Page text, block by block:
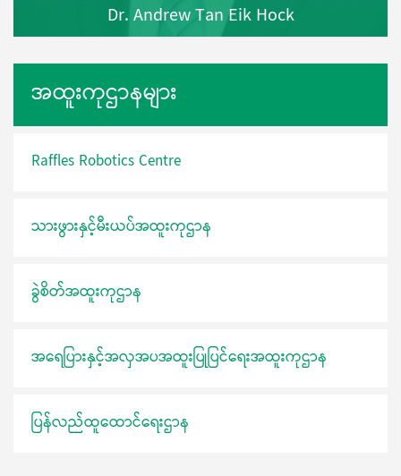
Dr. Andrew Tan Eik Hock
အထူးကုဌာနများ
Raffles Robotics Centre
သားဖွားနှင့်မီးယပ်အထူးကုဌာန
ခွဲစိတ်အထူးကုဌာန
အရေပြားနှင့်အလှအပအထူးပြုပြင်ရေးအထူးကုဌာန
ပြန်လည်ထူထောင်ရေးဌာန